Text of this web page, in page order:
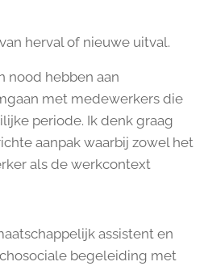
herval of nieuwe uitval.
nood hebben aan
met medewerkers die
periode. Ik denk graag
aanpak waarbij zowel het
als de werkcontext
assistent en
begeleiding met